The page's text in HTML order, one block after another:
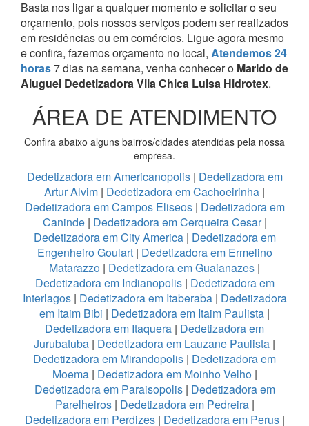
Basta nos ligar a qualquer momento e solicitar o seu
orçamento, pois nossos serviços podem ser realizados
em residências ou em comércios. Ligue agora mesmo
e confira, fazemos orçamento no local, Atendemos 24
horas7 dias na semana, venha conhecer o Marido de
Aluguel Dedetizadora Vila Chica Luisa Hidrotex.
ÁREA DE ATENDIMENTO
Confira abaixo alguns bairros/cidades atendidas pela nossa
empresa.
Dedetizadora em Americanopolis | Dedetizadora em
Artur Alvim | Dedetizadora em Cachoeirinha |
Dedetizadora em Campos Eliseos | Dedetizadora em
Caninde| Dedetizadora em Cerqueira Cesar|
Dedetizadora em City America | Dedetizadora em
Engenheiro Goulart | Dedetizadora em Ermelino
Matarazzo | Dedetizadora em Guaianazes |
Dedetizadora em Indianopolis| Dedetizadora em
Interlagos| Dedetizadora em Itaberaba| Dedetizadora
em Itaim Bibi | Dedetizadora em Itaim Paulista |
Dedetizadora em Itaquera | Dedetizadora em
Jurubatuba | Dedetizadora em Lauzane Paulista |
Dedetizadora em Mirandopolis | Dedetizadora em
Moema| Dedetizadora em Moinho Velho |
Dedetizadora em Paraisopolis| Dedetizadora em
Parelheiros| Dedetizadora em Pedreira|
Dedetizadora em Perdizes| Dedetizadora em Perus|